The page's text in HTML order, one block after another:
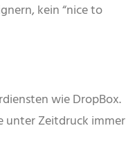
kein “nice to
wie DropBox.
unter Zeitdruck immer